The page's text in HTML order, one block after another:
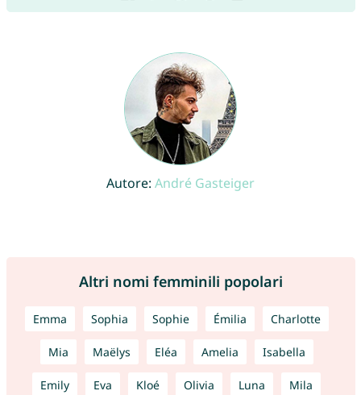
Autore: André Gasteiger
Altri nomi femminili popolari
Emma Sophia Sophie Émilia Charlotte
Mia Maëlys Eléa Amelia Isabella
Emily Eva Kloé Olivia Luna Mila